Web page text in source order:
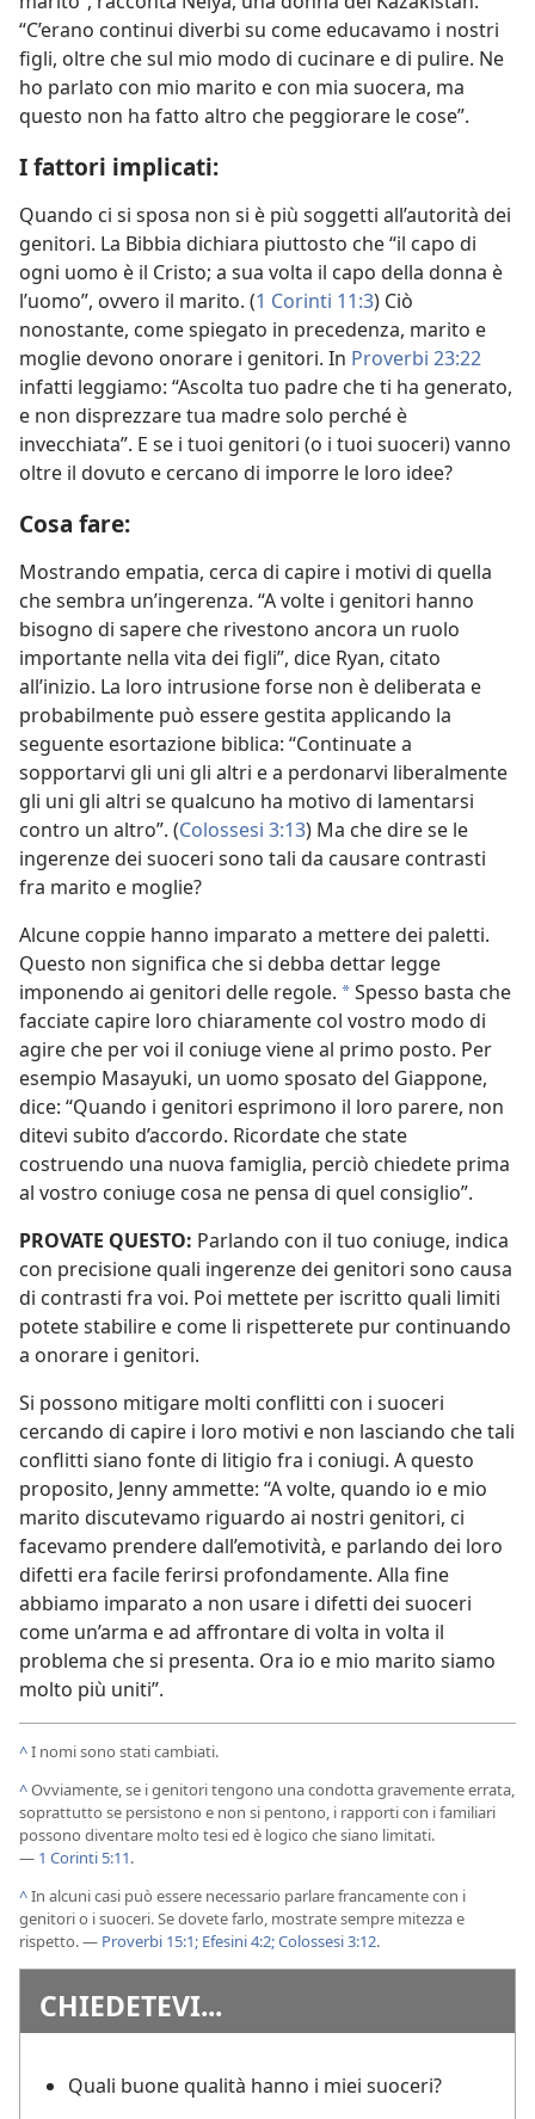
“C’erano continui diverbi su come educavamo i nostri
figli, oltre che sul mio modo di cucinare e di pulire. Ne
ho parlato con mio marito e con mia suocera, ma
questo non ha fatto altro che peggiorare le cose”.
I fattori implicati:
Quando ci si sposa non si è più soggetti all’autorità dei
genitori. La Bibbia dichiara piuttosto che “il capo di
ogni uomo è il Cristo; a sua volta il capo della donna è
l’uomo”, ovvero il marito. (1 Corinti 11:3) Ciò
nonostante, come spiegato in precedenza, marito e
moglie devono onorare i genitori. In Proverbi 23:22
infatti leggiamo: “Ascolta tuo padre che ti ha generato,
e non disprezzare tua madre solo perché è
invecchiata”. E se i tuoi genitori (o i tuoi suoceri) vanno
oltre il dovuto e cercano di imporre le loro idee?
Cosa fare:
Mostrando empatia, cerca di capire i motivi di quella
che sembra un’ingerenza. “A volte i genitori hanno
bisogno di sapere che rivestono ancora un ruolo
importante nella vita dei figli”, dice Ryan, citato
all’inizio. La loro intrusione forse non è deliberata e
probabilmente può essere gestita applicando la
seguente esortazione biblica: “Continuate a
sopportarvi gli uni gli altri e a perdonarvi liberalmente
gli uni gli altri se qualcuno ha motivo di lamentarsi
contro un altro”. (Colossesi 3:13) Ma che dire se le
ingerenze dei suoceri sono tali da causare contrasti
fra marito e moglie?
Alcune coppie hanno imparato a mettere dei paletti.
Questo non significa che si debba dettar legge
imponendo ai genitori delle regole. *Spesso basta che
facciate capire loro chiaramente col vostro modo di
agire che per voi il coniuge viene al primo posto. Per
esempio Masayuki, un uomo sposato del Giappone,
dice: “Quando i genitori esprimono il loro parere, non
ditevi subito d’accordo. Ricordate che state
costruendo una nuova famiglia, perciò chiedete prima
al vostro coniuge cosa ne pensa di quel consiglio”.
PROVATE QUESTO: Parlando con il tuo coniuge, indica
con precisione quali ingerenze dei genitori sono causa
di contrasti fra voi. Poi mettete per iscritto quali limiti
potete stabilire e come li rispetterete pur continuando
a onorare i genitori.
Si possono mitigare molti conflitti con i suoceri
cercando di capire i loro motivi e non lasciando che tali
conflitti siano fonte di litigio fra i coniugi. A questo
proposito, Jenny ammette: “A volte, quando io e mio
marito discutevamo riguardo ai nostri genitori, ci
facevamo prendere dall’emotività, e parlando dei loro
difetti era facile ferirsi profondamente. Alla fine
abbiamo imparato a non usare i difetti dei suoceri
come un’arma e ad affrontare di volta in volta il
problema che si presenta. Ora io e mio marito siamo
molto più uniti”.
^I nomi sono stati cambiati.
^Ovviamente, se i genitori tengono una condotta gravemente errata,
soprattutto se persistono e non si pentono, i rapporti con i familiari
possono diventare molto tesi ed è logico che siano limitati.
— 1 Corinti 5:11.
^In alcuni casi può essere necessario parlare francamente con i
genitori o i suoceri. Se dovete farlo, mostrate sempre mitezza e
rispetto. — Proverbi 15:1; Efesini 4:2;Colossesi 3:12.
CHIEDETEVI...
Quali buone qualità hanno i miei suoceri?